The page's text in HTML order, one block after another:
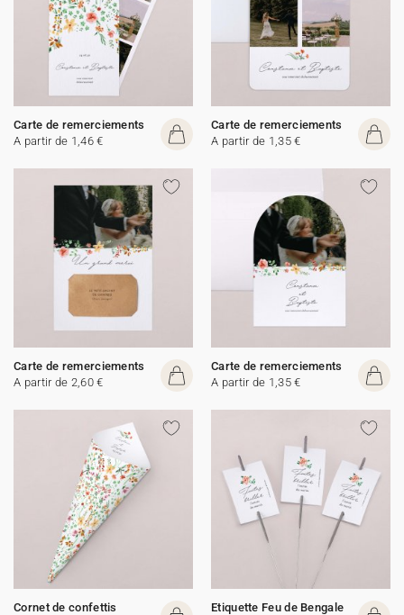
Carte de remerciements
A partir de 1,46 €
Carte de remerciements
A partir de 1,35 €
Carte de remerciements
A partir de 2,60 €
Carte de remerciements
A partir de 1,35 €
Cornet de confettis
Etiquette Feu de Bengale